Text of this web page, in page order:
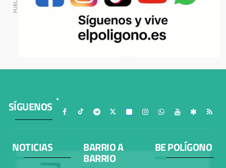
SÍGUENOS
NOTICIAS BARRIO A
BARRIO
BE POLÍGONO